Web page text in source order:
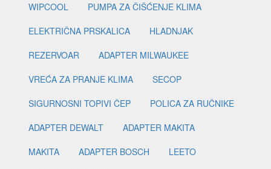
WIPCOOL
PUMPA ZA ČIŠĆENJE KLIMA
ELEKTRIČNA PRSKALICA
HLADNJAK
REZERVOAR
ADAPTER MILWAUKEE
VREĆA ZA PRANJE KLIMA
SECOP
SIGURNOSNI TOPIVI ČEP
POLICA ZA RUČNIKE
ADAPTER DEWALT
ADAPTER MAKITA
MAKITA
ADAPTER BOSCH
LEETO